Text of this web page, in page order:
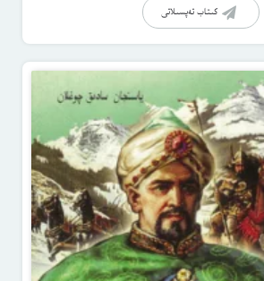
كىتاب تەپسىلاتى